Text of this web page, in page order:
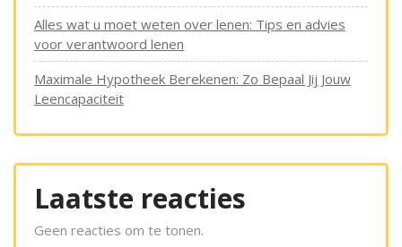
Alles wat u moet weten over lenen: Tips en advies
voor verantwoord lenen
Maximale Hypotheek Berekenen: Zo Bepaal Jij Jouw
Leencapaciteit
Laatste reacties
Geen reacties om te tonen.